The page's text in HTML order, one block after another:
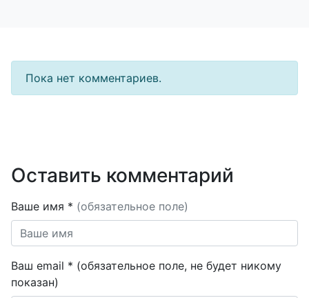
Пока нет комментариев.
Оставить комментарий
Ваше имя * (обязательное поле)
Ваш email * (обязательное поле, не будет никому
показан)